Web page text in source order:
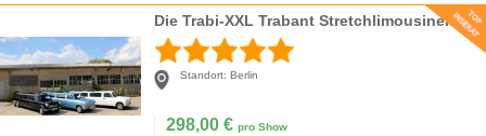
Die Trabi-XXL Trabant Stretchlimousinen
Standort: Berlin
298,00 € pro Show